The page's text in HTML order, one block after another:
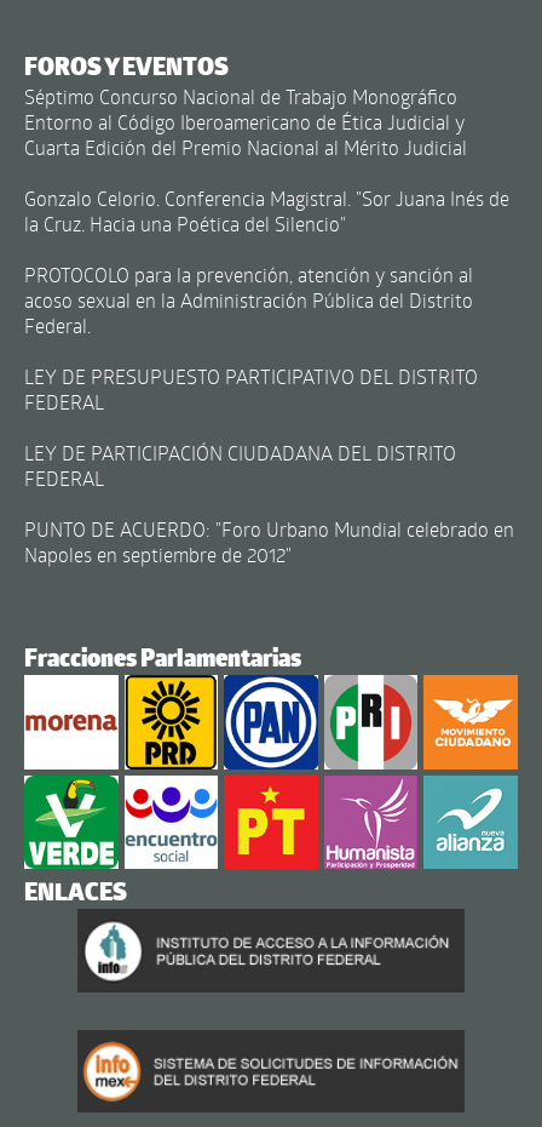
FOROS Y EVENTOS
Séptimo Concurso Nacional de Trabajo Monográfico
Entorno al Código Iberoamericano de Ética Judicial y
Cuarta Edición del Premio Nacional al Mérito Judicial
Gonzalo Celorio. Conferencia Magistral. "Sor Juana Inés de
la Cruz. Hacia una Poética del Silencio"
PROTOCOLO para la prevención, atención y sanción al
acoso sexual en la Administración Pública del Distrito
Federal.
LEY DE PRESUPUESTO PARTICIPATIVO DEL DISTRITO
FEDERAL
LEY DE PARTICIPACIÓN CIUDADANA DEL DISTRITO
FEDERAL
PUNTO DE ACUERDO: "Foro Urbano Mundial celebrado en
Napoles en septiembre de 2012"
Fracciones Parlamentarias
ENLACES